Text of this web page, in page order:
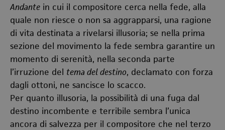
Andante in cui il compositore cerca nella fede, alla
quale non riesce o non sa aggrapparsi, una ragione
di vita destinata a rivelarsi illusoria; se nella prima
sezione del movimento la fede sembra garantire un
momento di serenità, nella seconda parte
l’irruzione del tema del destino, declamato con forza
dagli ottoni, ne sancisce lo scacco.
Per quanto illusoria, la possibilità di una fuga dal
destino incombente e terribile sembra l’unica
ancora di salvezza per il compositore che nel terzo